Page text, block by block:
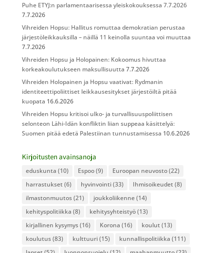
Puhe ETYJ:n parlamentaarisessa yleiskokouksessa 7.7.2026
7.7.2026
Vihreiden Hopsu: Hallitus romuttaa demokratian perustaa
järjestöleikkauksilla – näillä 11 keinolla suuntaa voi muuttaa
7.7.2026
Vihreiden Hopsu ja Holopainen: Kokoomus hivuttaa
korkeakoulutukseen maksullisuutta 7.7.2026
Vihreiden Holopainen ja Hopsu vaativat: Rydmanin
identiteettipoliittiset leikkausesitykset järjestöiltä pitää
kuopata 16.6.2026
Vihreiden Hopsu kritisoi ulko- ja turvallisuuspoliittisen
selonteon Lähi-Idän konfliktin liian suppeaa käsittelyä:
Suomen pitää edetä Palestiinan tunnustamisessa 10.6.2026
Kirjoitusten avainsanoja
eduskunta (10) Espoo(9) Euroopan neuvosto(22)
harrastukset (6) hyvinvointi(33) Ihmisoikeudet (8)
ilmastonmuutos(21) joukkoliikenne(14)
kehityspolitiikka (8) kehitysyhteistyö(13)
kirjallinen kysymys(16) Korona (16) koulut (13)
koulutus(83) kulttuuri(15) kunnallispolitiikka (111)